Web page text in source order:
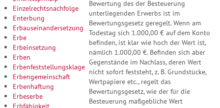
Einzelrechtsnachfolge
Enterbung
Erbauseinandersetzung
Erbe
Erbeinsetzung
Erben
Erbenfeststellungsklage
Erbengemeinschaft
Erbenhaftung
Erbeserbe
Erbfähigkeit
Bewertung des der Besteuerung
unterliegenden Erwerbs ist im
Bewertungsgesetz geregelt. Wenn am
Todestag sich 1.000,00 € auf dem Konto
befinden, ist klar wie hoch der Wert ist,
nämlich 1.000,00 €. Befinden sich aber
Gegenstände im Nachlass, deren Wert
nicht sofort feststeht, z. B. Grundstücke,
Wertpapiere etc., regelt das
Bewertungsgesetz, wie der für die
Besteuerung maßgebliche Wert